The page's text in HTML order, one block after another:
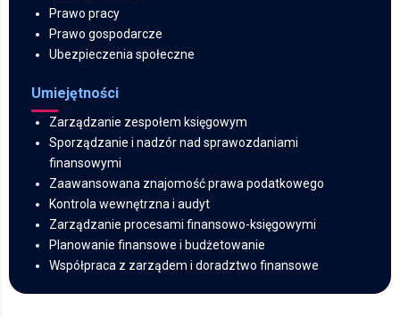
Prawo pracy
Prawo gospodarcze
Ubezpieczenia społeczne
Umiejętności
Zarządzanie zespołem księgowym
Sporządzanie i nadzór nad sprawozdaniami
finansowymi
Zaawansowana znajomość prawa podatkowego
Kontrola wewnętrzna i audyt
Zarządzanie procesami finansowo-księgowymi
Planowanie finansowe i budżetowanie
Współpraca z zarządem i doradztwo finansowe